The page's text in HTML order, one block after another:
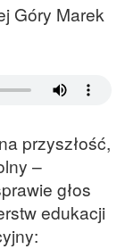
Góry Marek
przyszłość,
–
głos
edukacji